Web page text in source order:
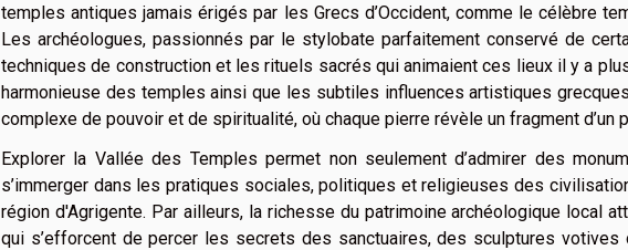
temples antiques jamais érigés par les Grecs d’Occident, comme le célèbre
Les archéologues, passionnés par le stylobate parfaitement conservé de
techniques de construction et les rituels sacrés qui animaient ces lieux il y a
harmonieuse des temples ainsi que les subtiles influences artistiques
complexe de pouvoir et de spiritualité, où chaque pierre révèle un fragment d’un
Explorer la Vallée des Temples permet non seulement d’admirer des
s’immerger dans les pratiques sociales, politiques et religieuses des
région d'Agrigente. Par ailleurs, la richesse du patrimoine archéologique local
qui s’efforcent de percer les secrets des sanctuaires, des sculptures